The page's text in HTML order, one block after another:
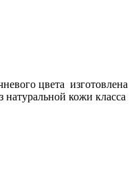
цвета изготовлена
кожи класса